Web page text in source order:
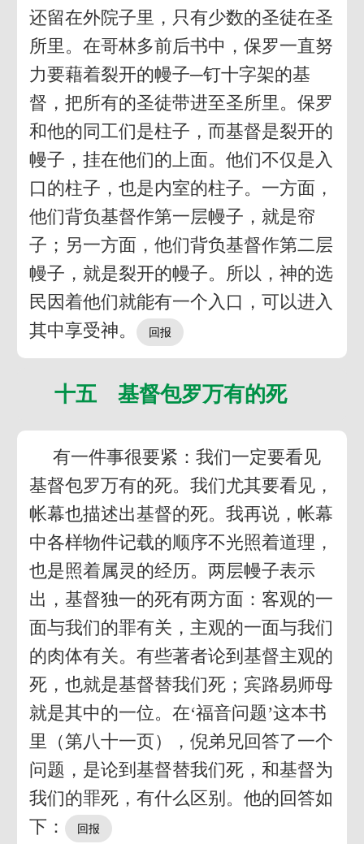
还留在外院子里，只有少数的圣徒在圣
所里。在哥林多前后书中，保罗一直努
力要藉着裂开的幔子─钉十字架的基
督，把所有的圣徒带进至圣所里。保罗
和他的同工们是柱子，而基督是裂开的
幔子，挂在他们的上面。他们不仅是入
口的柱子，也是内室的柱子。一方面，
他们背负基督作第一层幔子，就是帘
子；另一方面，他们背负基督作第二层
幔子，就是裂开的幔子。所以，神的选
民因着他们就能有一个入口，可以进入
其中享受神。
十五 基督包罗万有的死
有一件事很要紧：我们一定要看见
基督包罗万有的死。我们尤其要看见，
帐幕也描述出基督的死。我再说，帐幕
中各样物件记载的顺序不光照着道理，
也是照着属灵的经历。两层幔子表示
出，基督独一的死有两方面：客观的一
面与我们的罪有关，主观的一面与我们
的肉体有关。有些著者论到基督主观的
死，也就是基督替我们死；宾路易师母
就是其中的一位。在‘福音问题’这本书
里（第八十一页），倪弟兄回答了一个
问题，是论到基督替我们死，和基督为
我们的罪死，有什么区别。他的回答如
下：